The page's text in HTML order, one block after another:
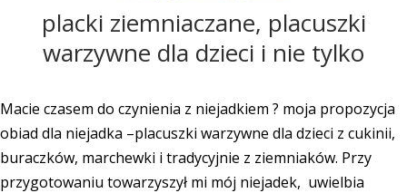
placki ziemniaczane, placuszki
warzywne dla dzieci i nie tylko
Macie czasem do czynienia z niejadkiem ? moja propozycja
obiad dla niejadka –placuszki warzywne dla dzieci z cukinii,
buraczków, marchewki i tradycyjnie z ziemniaków. Przy
przygotowaniu towarzyszył mi mój niejadek, uwielbia